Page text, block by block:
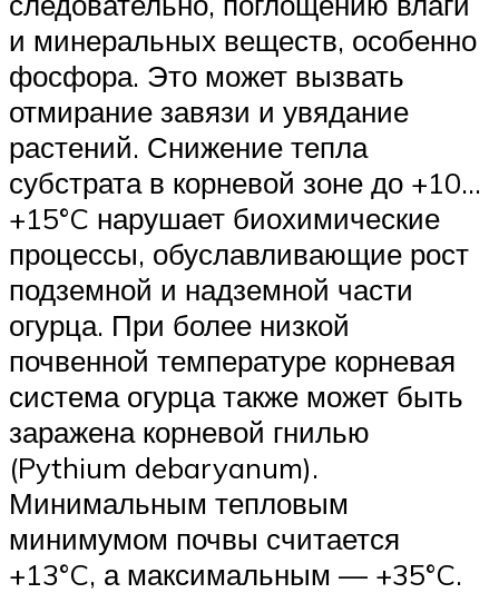
и минеральных веществ, особенно
фосфора. Это может вызвать
отмирание завязи и увядание
растений. Снижение тепла
субстрата в корневой зоне до +10…
+15°C нарушает биохимические
процессы, обуславливающие рост
подземной и надземной части
огурца. При более низкой
почвенной температуре корневая
система огурца также может быть
заражена корневой гнилью
(Pythium debaryanum).
Минимальным тепловым
минимумом почвы считается
+13°C, а максимальным — +35°C.